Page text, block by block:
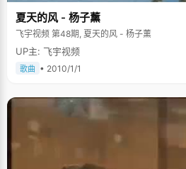
夏天的风 - 杨子薰
飞宇视频 第48期, 夏天的风 - 杨子薰
UP主: 飞宇视频
歌曲 • 2010/1/1